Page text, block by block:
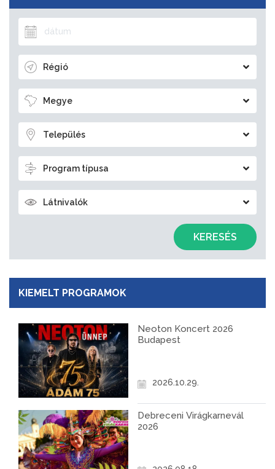
Régió
Megye
Település
Program típusa
Látnivalók
KERESÉS
KIEMELT PROGRAMOK
Neoton Koncert 2026
Budapest
2026.10.29.
Debreceni Virágkarnevál
2026